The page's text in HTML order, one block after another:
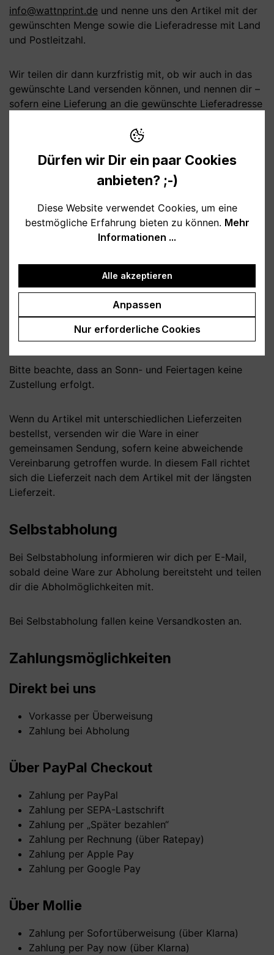
info@wattnprint.de und nenne uns den Artikel mit der
gewünschten Menge sowie die Lieferadresse mit Land
und Postleitzahl.
Wir teilen dir dann kurzfristig mit, ob wir auch in das
gewünschte Land versenden können, und nennen dir –
sofern eine Lieferung an die gewünschte Lieferadresse
Versandmöglichkeit und die Kosten vorab bei unserem
Sofern im jeweiligen Angebot keine andere Frist
angegeben ist, erfolgt die Lieferung der Ware
innerhalb Deutschlands in der Regel innerhalb von
Bei Lieferungen ins Ausland beträgt die Lieferzeit in
6 bis 10 Werktagenach Vertragsschluss.
Wenn du per Vorkasse zahlst, beginnt die Lieferfrist
nach dem Zeitpunkt deiner Zahlungsanweisung.
Bitte beachte, dass an Sonn- und Feiertagen keine
Zustellung erfolgt.
Wenn du Artikel mit unterschiedlichen Lieferzeiten
bestellst, versenden wir die Ware in einer
gemeinsamen Sendung, sofern keine abweichende
Vereinbarung getroffen wurde. In diesem Fall richtet
sich die Lieferzeit nach dem Artikel mit der längsten
Lieferzeit.
Selbstabholung
Bei Selbstabholung informieren wir dich per E-Mail,
sobald deine Ware zur Abholung bereitsteht und teilen
dir die Abholmöglichkeiten mit.
Bei Selbstabholung fallen keine Versandkosten an.
Zahlungsmöglichkeiten
Direkt bei uns
Vorkasse per Überweisung
Zahlung bei Abholung
Über PayPal Checkout
Zahlung per PayPal
Zahlung per SEPA-Lastschrift
Zahlung per „Später bezahlen“
Zahlung per Rechnung (über Ratepay)
Zahlung per Apple Pay
Zahlung per Google Pay
Über Mollie
Zahlung per Sofortüberweisung (über Klarna)
Zahlung per Pay now (über Klarna)
Dürfen wir Dir ein paar Cookies
anbieten? ;-)
Diese Website verwendet Cookies, um eine
bestmögliche Erfahrung bieten zu können. Mehr
Informationen ...
Alle akzeptieren
Anpassen
Nur erforderliche Cookies